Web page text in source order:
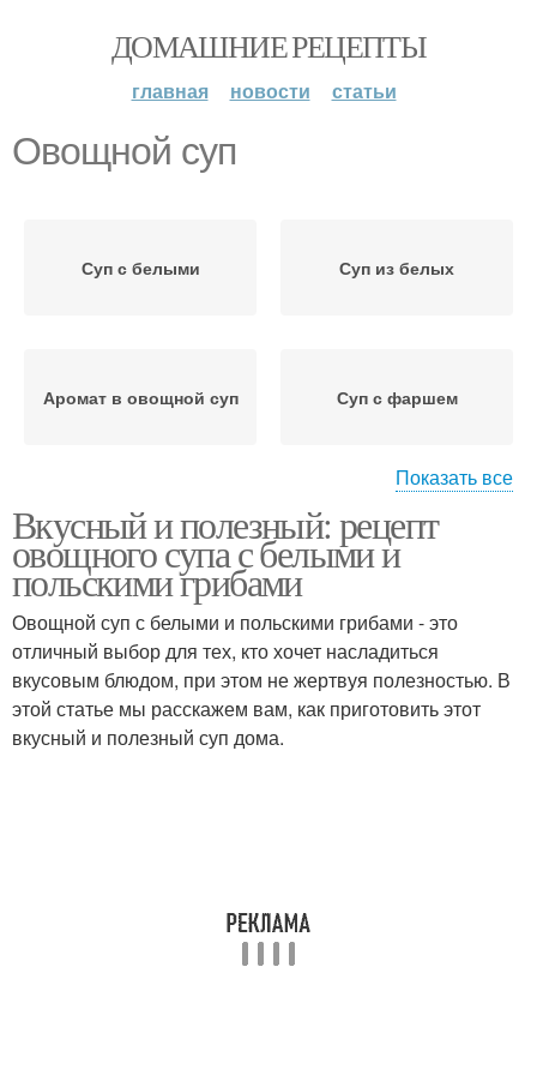
ДОМАШНИЕ РЕЦЕПТЫ
главная новости статьи
Овощной суп
Суп с белыми Суп из белых
Аромат в овощной суп Суп с фаршем
Суп с перловкой Суп для ребенка
Сырный суп
Суп для годовалого
ребенка
Показать все
Вкусный и полезный: рецепт
овощного супа с белыми и
польскими грибами
Овощной суп с белыми и польскими грибами - это
отличный выбор для тех, кто хочет насладиться
вкусовым блюдом, при этом не жертвуя полезностью. В
этой статье мы расскажем вам, как приготовить этот
вкусный и полезный суп дома.